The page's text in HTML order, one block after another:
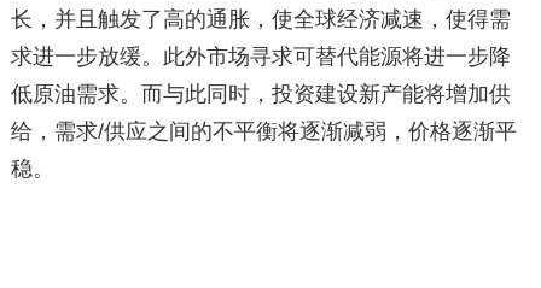
长，并且触发了高的通胀，使全球经济减速，使得需
求进一步放缓。此外市场寻求可替代能源将进一步降
低原油需求。而与此同时，投资建设新产能将增加供
给，需求/供应之间的不平衡将逐渐减弱，价格逐渐平
稳。